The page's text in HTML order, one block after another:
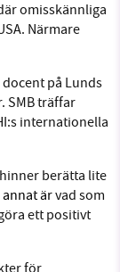
omisskännliga
Närmare
på Lunds
SMB träffar
internationella
berätta lite
ärvad som
ett positivt
att du
slant till